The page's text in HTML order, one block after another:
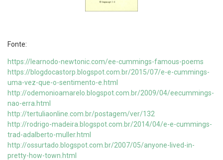
Fonte:
https://learnodo-newtonic.com/ee-cummings-famous-poems
https://blogdocastorp.blogspot.com.br/2015/07/e-e-cummings-
uma-vez-que-o-sentimento-e.html
http://odemonioamarelo.blogspot.com.br/2009/04/eecummings-
nao-erra.html
http://tertuliaonline.com.br/postagem/ver/132
http://rodrigo-madeira.blogspot.com.br/2014/04/e-e-cummings-
trad-adalberto-muller.html
http://ossurtado.blogspot.com.br/2007/05/anyone-lived-in-
pretty-how-town.html